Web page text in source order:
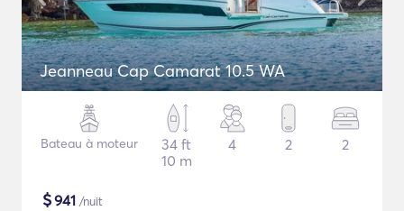
Jeanneau Cap Camarat 10.5 WA
Bateau à moteur
34 ft
10 m
4 2 2
$941 /nuit